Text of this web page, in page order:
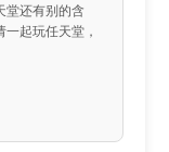
堂还有别的含
起玩任天堂，